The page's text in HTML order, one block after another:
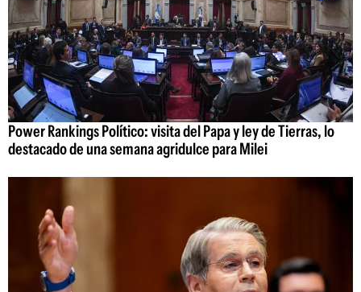
Power Rankings Político: visita del Papa y ley de Tierras, lo
destacado de una semana agridulce para Milei